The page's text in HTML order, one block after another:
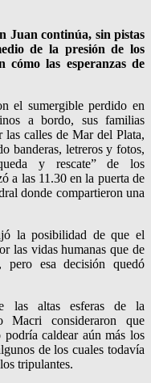
Juan continúa, sin pistas
de la presión de los
cómo las esperanzas de
el sumergible perdido en
a bordo, sus familias
las calles de Mar del Plata,
banderas, letreros y fotos,
y rescate” de los
a las 11.30 en la puerta de
donde compartieron una
la posibilidad de que el
las vidas humanas que de
esa decisión quedó
las altas esferas de la
Macri consideraron que
podría caldear aún más los
de los cuales todavía
tripulantes.